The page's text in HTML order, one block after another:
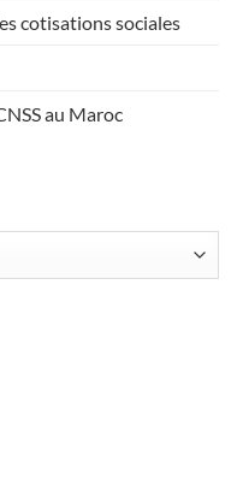
cotisations sociales
au Maroc